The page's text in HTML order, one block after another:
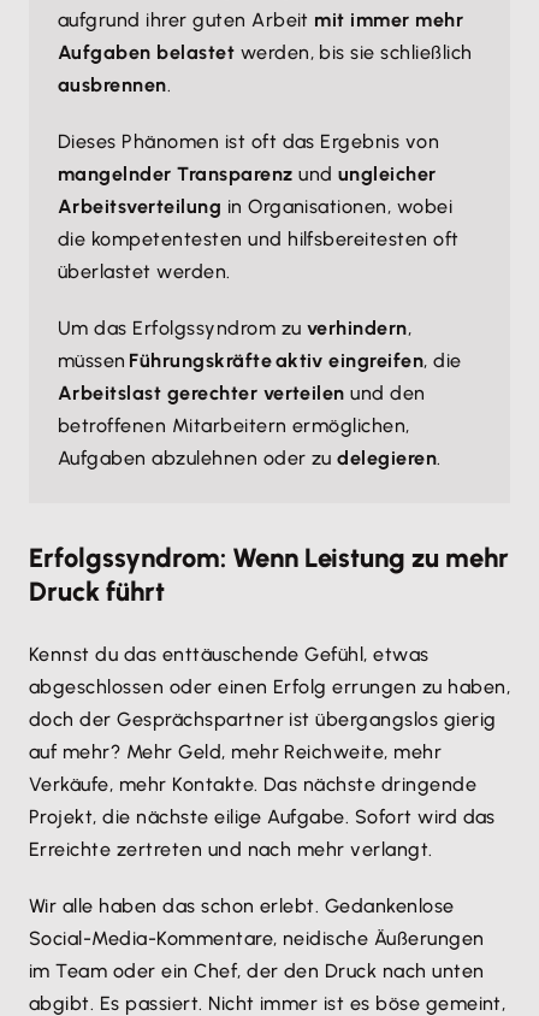
aufgrund ihrer guten Arbeit mit immer mehr
Aufgaben belastet werden, bis sie schließlich
ausbrennen.
Dieses Phänomen ist oft das Ergebnis von
mangelnder Transparenz und ungleicher
Arbeitsverteilung in Organisationen, wobei
die kompetentesten und hilfsbereitesten oft
überlastet werden.
Um das Erfolgssyndrom zu verhindern,
müssen Führungskräfte aktiv eingreifen, die
Arbeitslast gerechter verteilen und den
betroffenen Mitarbeitern ermöglichen,
Aufgaben abzulehnen oder zu delegieren.
Erfolgssyndrom: Wenn Leistung zu mehr
Druck führt
Kennst du das enttäuschende Gefühl, etwas
abgeschlossen oder einen Erfolg errungen zu haben,
doch der Gesprächspartner ist übergangslos gierig
auf mehr? Mehr Geld, mehr Reichweite, mehr
Verkäufe, mehr Kontakte. Das nächste dringende
Projekt, die nächste eilige Aufgabe. Sofort wird das
Erreichte zertreten und nach mehr verlangt.
Wir alle haben das schon erlebt. Gedankenlose
Social-Media-Kommentare, neidische Äußerungen
im Team oder ein Chef, der den Druck nach unten
abgibt. Es passiert. Nicht immer ist es böse gemeint,